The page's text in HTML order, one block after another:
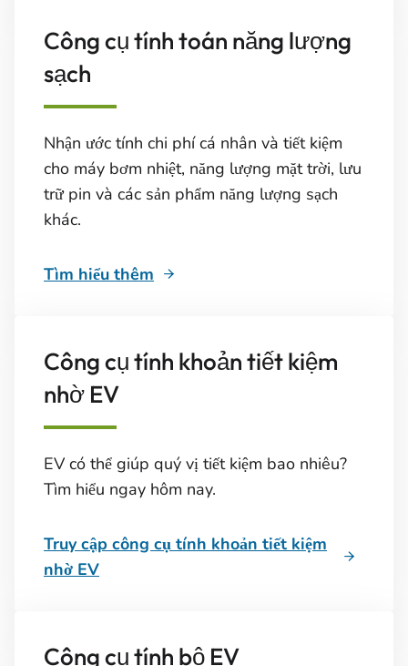
Công cụ tính toán năng lượng
sạch
Nhận ước tính chi phí cá nhân và tiết kiệm
cho máy bơm nhiệt, năng lượng mặt trời, lưu
trữ pin và các sản phẩm năng lượng sạch
khác.
Tìm hiểu thêm
Công cụ tính khoản tiết kiệm
nhờ EV
EV có thể giúp quý vị tiết kiệm bao nhiêu?
Tìm hiểu ngay hôm nay.
Truy cập công cụ tính khoản tiết kiệm
nhờ EV
Công cụ tính bộ EV